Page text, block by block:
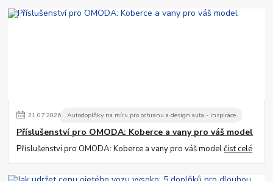
21.07.2026 Autodoplňky na míru pro ochranu a design auta - inspirace
Příslušenství pro OMODA: Koberce a vany pro váš model
Příslušenství pro OMODA: Koberce a vany pro váš modelčíst celé